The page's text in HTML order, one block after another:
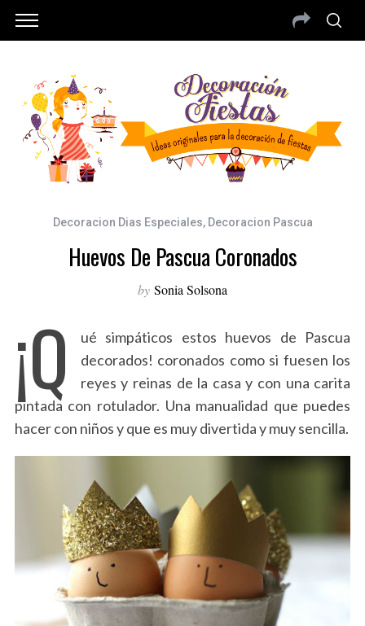
Decoracion Dias Especiales, Decoracion Pascua
Huevos De Pascua Coronados
by Sonia Solsona
¡Q
ué simpáticos estos huevos de Pascua
decorados! coronados como si fuesen los
reyes y reinas de la casa y con una carita
pintada con rotulador. Una manualidad que puedes
hacer con niños y que es muy divertida y muy sencilla.